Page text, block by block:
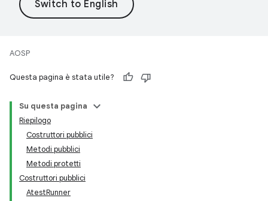
AOSP
Questa pagina è stata utile?
Su questa pagina
Riepilogo
Costruttori pubblici
Metodi pubblici
Metodi protetti
Costruttori pubblici
AtestRunner